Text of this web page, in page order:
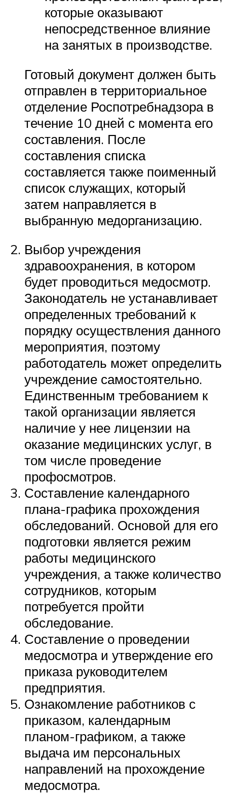
которые оказывают
непосредственное влияние
на занятых в производстве.
Готовый документ должен быть
отправлен в территориальное
отделение Роспотребнадзора в
течение 10 дней с момента его
составления. После
составления списка
составляется также поименный
список служащих, который
затем направляется в
выбранную медорганизацию.
Выбор учреждения
здравоохранения, в котором
будет проводиться медосмотр.
Законодатель не устанавливает
определенных требований к
порядку осуществления данного
мероприятия, поэтому
работодатель может определить
учреждение самостоятельно.
Единственным требованием к
такой организации является
наличие у нее лицензии на
оказание медицинских услуг, в
том числе проведение
профосмотров.
Составление календарного
плана-графика прохождения
обследований. Основой для его
подготовки является режим
работы медицинского
учреждения, а также количество
сотрудников, которым
потребуется пройти
обследование.
Составление о проведении
медосмотра и утверждение его
приказа руководителем
предприятия.
Ознакомление работников с
приказом, календарным
планом-графиком, а также
выдача им персональных
направлений на прохождение
медосмотра.